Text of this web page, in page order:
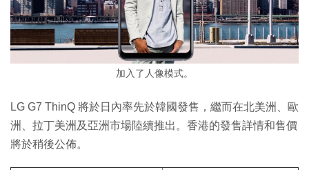
加入了人像模式。
LG G7 ThinQ 將於日內率先於韓國發售，繼而在北美洲、歐
洲、拉丁美洲及亞洲市場陸續推出。香港的發售詳情和售價
將於稍後公佈。